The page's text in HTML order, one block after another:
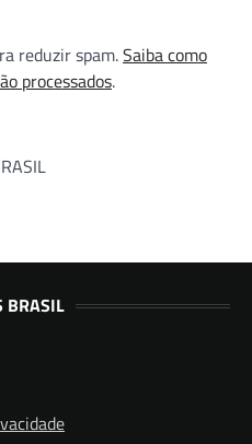
reduzir spam.Saiba como
processados.
BRASIL